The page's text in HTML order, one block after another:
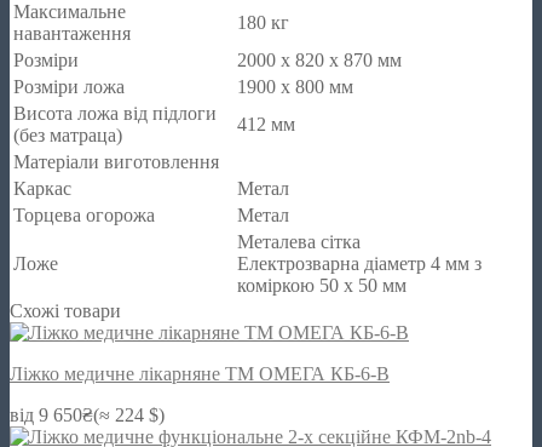
Максимальне
навантаження
180 кг
Розміри
2000 х 820 х 870 мм
Розміри ложа
1900 х 800 мм
Висота ложа від підлоги
(без матраца)
412 мм
Матеріали виготовлення
Каркас
Метал
Торцева огорожа
Метал
Ложе
Металева сітка
Електрозварна діаметр 4 мм з
коміркою 50 х 50 мм
Схожі товари
Ліжко медичне лікарняне ТМ ОМЕГА КБ-6-B
від 9 650₴(≈ 224 $)